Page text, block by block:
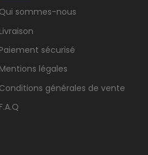
Qui sommes-nous
Livraison
Paiement sécurisé
Mentions légales
Conditions générales de vente
F.A.Q